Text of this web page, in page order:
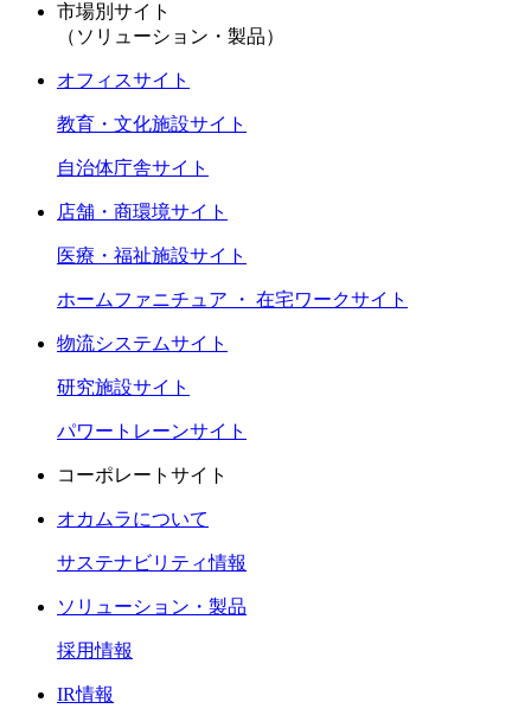
市場別サイト
（ソリューション・製品）
オフィスサイト
教育・文化施設サイト
自治体庁舎サイト
店舗・商環境サイト
医療・福祉施設サイト
ホームファニチュア ・ 在宅ワークサイト
物流システムサイト
研究施設サイト
パワートレーンサイト
コーポレートサイト
オカムラについて
サステナビリティ情報
ソリューション・製品
採用情報
IR情報